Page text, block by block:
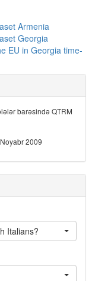
Armenia
Georgia
EU in Georgia time-
barəsində QTRM
2009
Italians?